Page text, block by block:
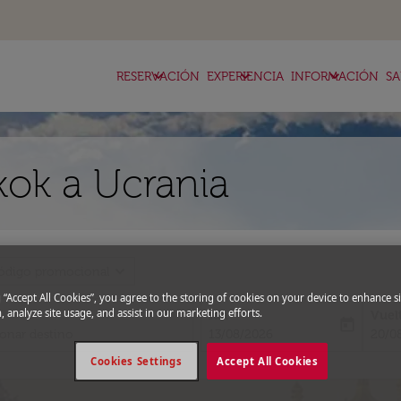
RESERVACIÓN
keyboard_arrow_down EXPERIENCIA
keyboard_arrow_down INFORMACIÓN
keyboard_arrow_down
a Ucrania
Ida
fc-
“Accept All Cookies”, you agree to the storing of cookies on your device to enhance
analyze site usage, and assist in our marketing efforts.
Accept All Cookies
Cookies Settings